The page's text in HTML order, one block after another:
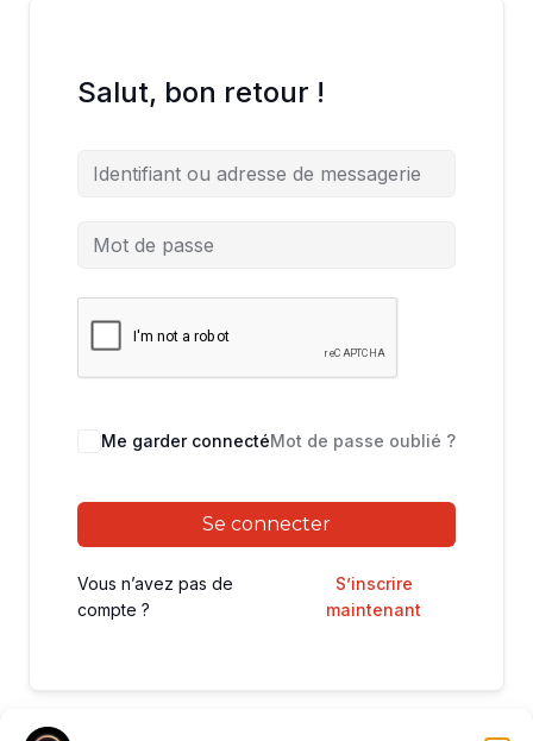
Salut, bon retour !
Me garder connectéMot de passe oublié ?
Se connecter
Vous n’avez pas de
compte ?
S’inscrire
maintenant